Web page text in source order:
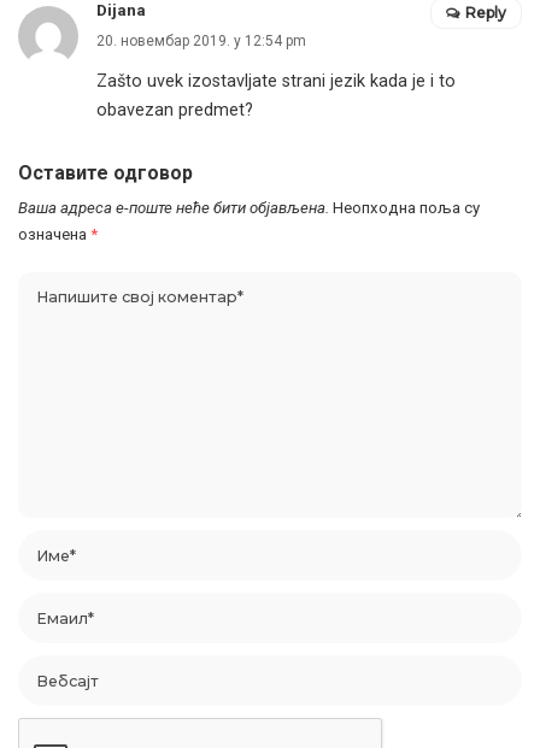
Dijana
20. новембар 2019. у 12:54 pm
Zašto uvek izostavljate strani jezik kada je i to
obavezan predmet?
Reply
Оставите одговор
Ваша адреса е-поште неће бити објављена. Неопходна поља су
означена *